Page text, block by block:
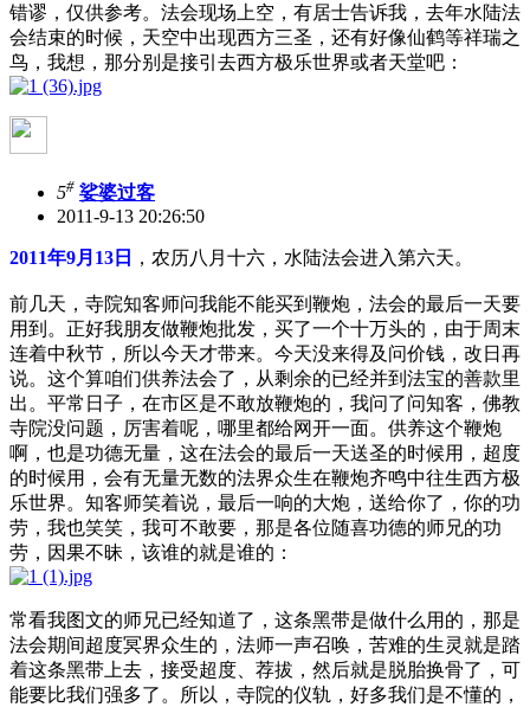
错谬，仅供参考。法会现场上空，有居士告诉我，去年水陆法
会结束的时候，天空中出现西方三圣，还有好像仙鹤等祥瑞之
鸟，我想，那分别是接引去西方极乐世界或者天堂吧：
5# 娑婆过客
2011-9-13 20:26:50
2011年9月13日 ，农历八月十六，水陆法会进入第六天。
前几天，寺院知客师问我能不能买到鞭炮，法会的最后一天要
用到。正好我朋友做鞭炮批发，买了一个十万头的，由于周末
连着中秋节，所以今天才带来。今天没来得及问价钱，改日再
说。这个算咱们供养法会了，从剩余的已经并到法宝的善款里
出。平常日子，在市区是不敢放鞭炮的，我问了问知客，佛教
寺院没问题，厉害着呢，哪里都给网开一面。供养这个鞭炮
啊，也是功德无量，这在法会的最后一天送圣的时候用，超度
的时候用，会有无量无数的法界众生在鞭炮齐鸣中往生西方极
乐世界。知客师笑着说，最后一响的大炮，送给你了，你的功
劳，我也笑笑，我可不敢要，那是各位随喜功德的师兄的功
劳，因果不昧，该谁的就是谁的：
常看我图文的师兄已经知道了，这条黑带是做什么用的，那是
法会期间超度冥界众生的，法师一声召唤，苦难的生灵就是踏
着这条黑带上去，接受超度、荐拔，然后就是脱胎换骨了，可
能要比我们强多了。所以，寺院的仪轨，好多我们是不懂的，